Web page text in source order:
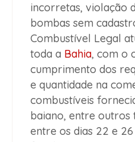
incorretas, violação
bombas sem
Combustível Legal
toda a Bahia, com o
cumprimento dos
e quantidade na
combustíveis
baiano, entre outros
entre os dias 22 e